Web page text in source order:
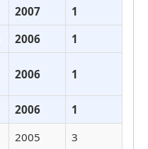
2007
1
2006
1
2006 1
2006
1
2005
3